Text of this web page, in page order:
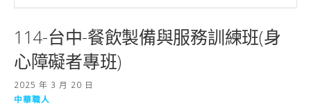
114-台中-餐飲製備與服務訓練班(身
心障礙者專班)
2025 年 3 月 20 日
中華職人